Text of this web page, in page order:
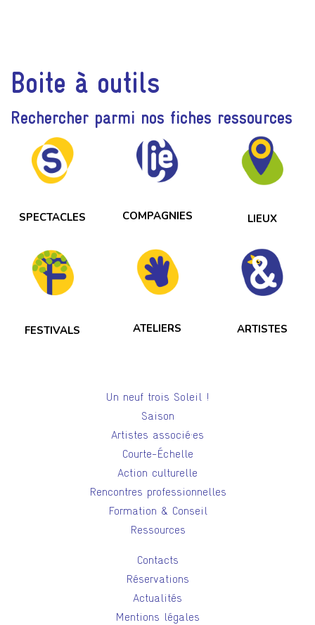
Boite à outils
Rechercher parmi nos fiches ressources
SPECTACLES COMPAGNIES LIEUX
FESTIVALS ATELIERS ARTISTES
Un neuf trois Soleil !
Saison
Artistes associé·es
Courte-Échelle
Action culturelle
Rencontres professionnelles
Formation & Conseil
Ressources
Contacts
Réservations
Actualités
Mentions légales